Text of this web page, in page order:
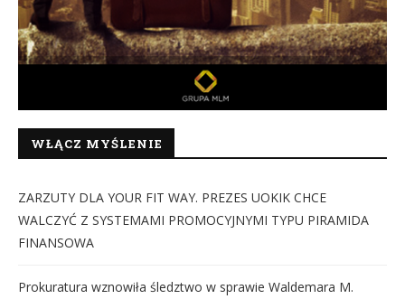
WŁĄCZ MYŚLENIE
ZARZUTY DLA YOUR FIT WAY. PREZES UOKIK CHCE
WALCZYĆ Z SYSTEMAMI PROMOCYJNYMI TYPU PIRAMIDA
FINANSOWA
Prokuratura wznowiła śledztwo w sprawie Waldemara M.